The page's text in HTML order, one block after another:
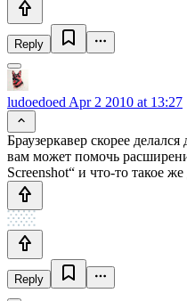
Reply
ludoedoed Apr 2 2010 at 13:27
Браузеркавер скорее
вам может помочь
Screenshot“ и что-то такое
Reply